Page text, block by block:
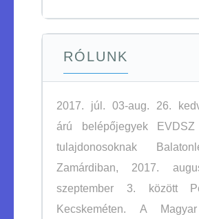
RÓLUNK
2017. júl. 03-aug. 26.
árú belépőjegyek EVDSZ
tulajdonosoknak
Zamárdiban, 2017.
szeptember 3. között
Kecskeméten. A